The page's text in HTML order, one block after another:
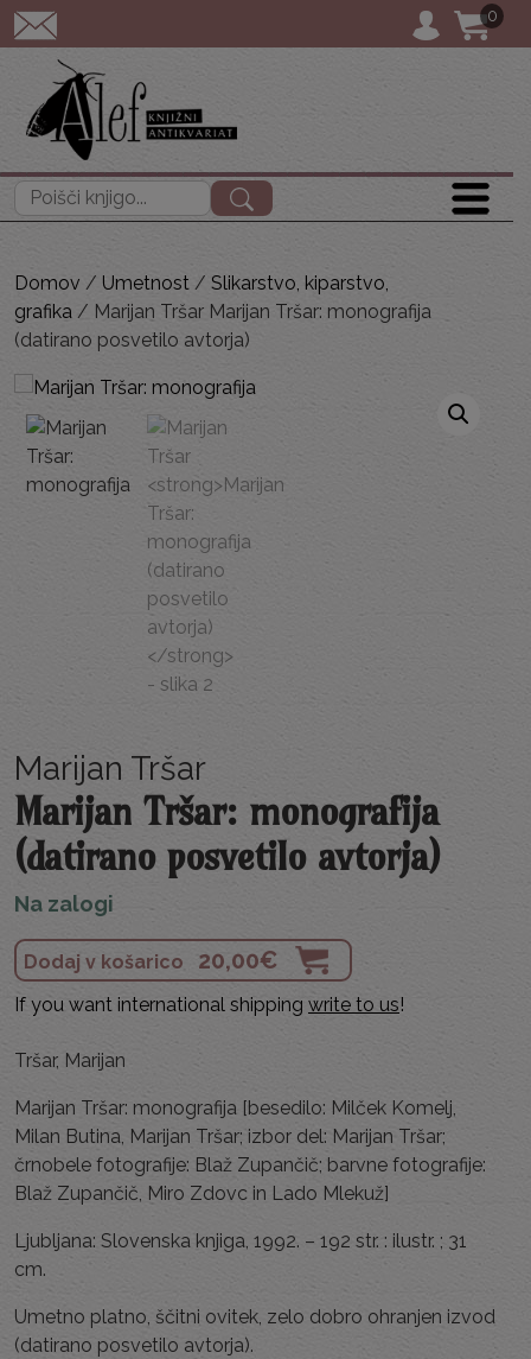
POŠTNINA: 0
Išči:
Domov / Umetnost / Slikarstvo, kiparstvo,
grafika / Marijan Tršar Marijan Tršar: monografija
(datirano posvetilo avtorja)
Marijan Tršar
Marijan Tršar: monografija
(datirano posvetilo avtorja)
Na zalogi
Dodaj v košarico 20,00€
If you want international shipping write to us!
Tršar, Marijan
Marijan Tršar: monografija [besedilo: Milček Komelj,
Milan Butina, Marijan Tršar; izbor del: Marijan Tršar;
črnobele fotografije: Blaž Zupančič; barvne fotografije:
Blaž Zupančič, Miro Zdovc in Lado Mlekuž]
Ljubljana: Slovenska knjiga, 1992. – 192 str. : ilustr. ; 31
cm.
Umetno platno, ščitni ovitek, zelo dobro ohranjen izvod
(datirano posvetilo avtorja).